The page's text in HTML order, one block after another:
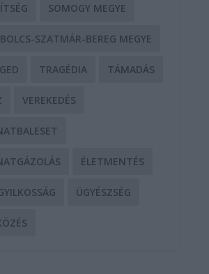
SOMOGY MEGYE
SZATMÁR-BEREG MEGYE
TRAGÉDIA TÁMADÁS
VEREKEDÉS
ÉLETMENTÉS
ÜGYÉSZSÉG